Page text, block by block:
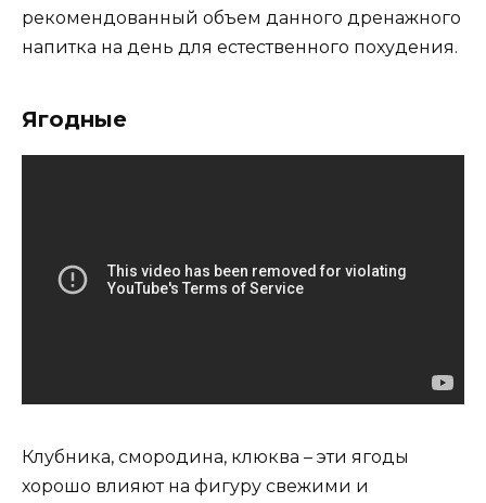
рекомендованный объем данного дренажного
напитка на день для естественного похудения.
Ягодные
Клубника, смородина, клюква – эти ягоды
хорошо влияют на фигуру свежими и